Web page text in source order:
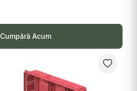
Cumpără Acum